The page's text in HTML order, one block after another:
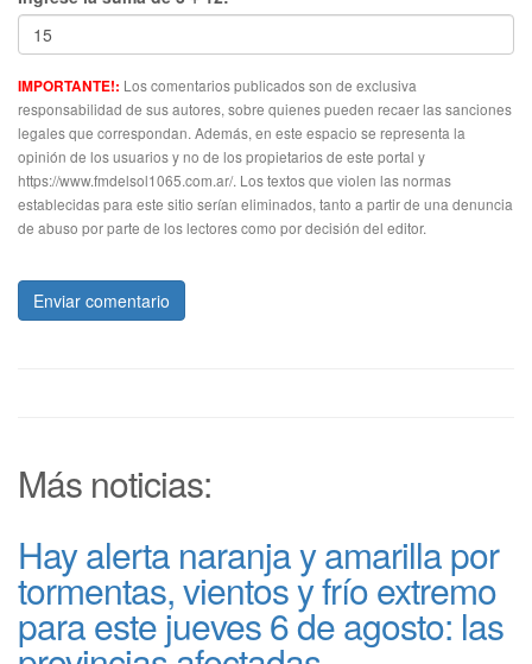
IMPORTANTE!: Los comentarios publicados son de exclusiva
responsabilidad de sus autores, sobre quienes pueden recaer las sanciones
legales que correspondan. Además, en este espacio se representa la
opinión de los usuarios y no de los propietarios de este portal y
https://www.fmdelsol1065.com.ar/. Los textos que violen las normas
establecidas para este sitio serían eliminados, tanto a partir de una denuncia
de abuso por parte de los lectores como por decisión del editor.
Enviar comentario
Más noticias:
Hay alerta naranja y amarilla por
tormentas, vientos y frío extremo
para este jueves 6 de agosto: las